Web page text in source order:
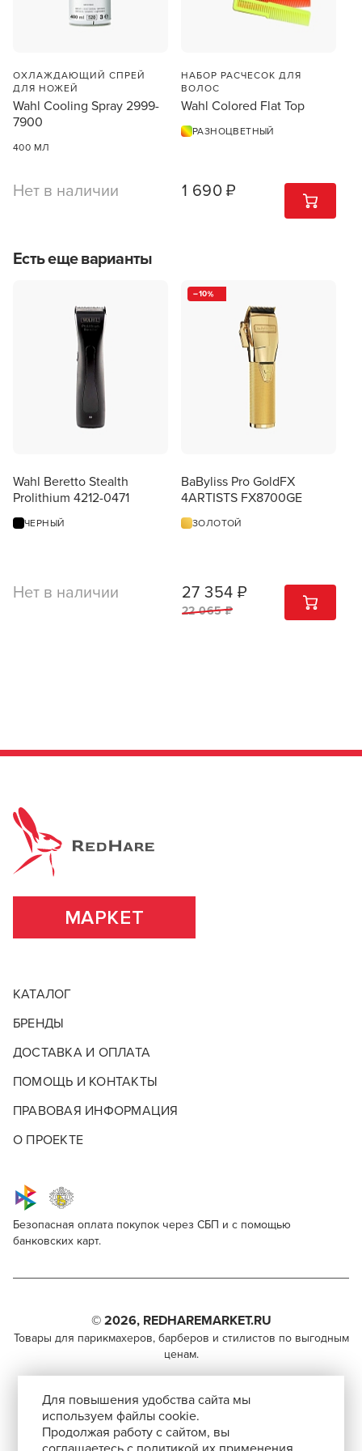
ВСЕ ХАРАКТЕРИСТИКИ
мирового признания. С момента основания, бренд
кардинально изменил всю индустрию красоты,
уровень.
ПОДРОБНЕЕ О БРЕНДЕ
ОХЛАЖДАЮЩИЙ СПРЕЙ
ДЛЯ НОЖЕЙ
Wahl Cooling Spray 2999-
7900
400 МЛ
Нет в наличии
НАБОР РАСЧЕСОК ДЛЯ
ВОЛОС
Wahl Colored Flat Top
РАЗНОЦВЕТНЫЙ
1 690 ₽ 1 ШТ
Есть еще варианты
Wahl Beretto Stealth
Prolithium 4212-0471
ЧЕРНЫЙ
Нет в наличии
10
BaByliss Pro GoldFX
4ARTISTS FX8700GE
ЗОЛОТОЙ
27 354 ₽
22 065 ₽
1 ШТ
МАРКЕТ
КАТАЛОГ
БРЕНДЫ
ДОСТАВКА И ОПЛАТА
ПОМОЩЬ И КОНТАКТЫ
ПРАВОВАЯ ИНФОРМАЦИЯ
О ПРОЕКТЕ
Безопасная оплата покупок через СБП и с помощью
банковских карт.
© 2026, REDHAREMARKET.RU
Товары для парикмахеров, барберов и стилистов по выгодным
ценам.
+7 (495) 981-65-84
info@redhare.ru
г. Москва, ул. Нижняя Красносельская, 35-64,
Для повышения удобства сайта мы
используем файлы cookie.
Продолжая работу с сайтом, вы
Wahl Magic Clip Cordless 5Stars 8148-316H
ВКОНТАКТЕ
WHATSAPP
парикмахерам, барберам, колористам и другим
специалистам бьюти-индустрии.